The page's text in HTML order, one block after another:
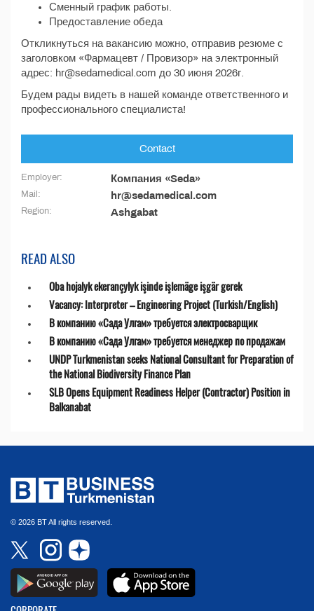
Сменный график работы.
Предоставление обеда
Откликнуться на вакансию можно, отправив резюме с
заголовком «Фармацевт / Провизор» на электронный
адрес: hr@sedamedical.com до 30 июня 2026г.
Будем рады видеть в нашей команде ответственного и
профессионального специалиста!
Contact
Employer: Компания «Seda»
Mail: hr@sedamedical.com
Region: Ashgabat
READ ALSO
Oba hojalyk ekerançylyk işinde işlemäge işgär gerek
Vacancy: Interpreter – Engineering Project (Turkish/English)
В компанию «Сада Улгам» требуется электросварщик
В компанию «Сада Улгам» требуется менеджер по продажам
UNDP Turkmenistan seeks National Consultant for Preparation of
the National Biodiversity Finance Plan
SLB Opens Equipment Readiness Helper (Contractor) Position in
Balkanabat
© 2026 BT All rights reserved.